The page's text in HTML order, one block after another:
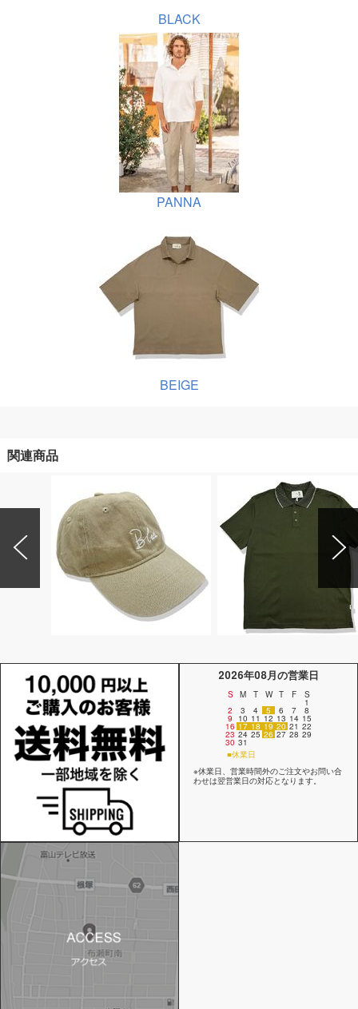
BLACK
PANNA
BEIGE
関連商品
2026年08月の営業日
S M T W T F S
1
2 3 4 5 6 7 8
9 10 11 12 13 14 15
16 17 18 19 20 21 22
23 24 25 26 27 28 29
30 31
■休業日
※休業日、営業時間外のご注文やお問い合
わせは翌営業日の対応となります。